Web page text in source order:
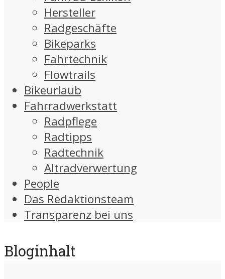
Hersteller
Radgeschäfte
Bikeparks
Fahrtechnik
Flowtrails
Bikeurlaub
Fahrradwerkstatt
Radpflege
Radtipps
Radtechnik
Altradverwertung
People
Das Redaktionsteam
Transparenz bei uns
Bloginhalt